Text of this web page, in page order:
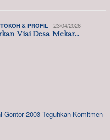
TOKOH & PROFIL 23/04/2026
Visi Desa Mekar…